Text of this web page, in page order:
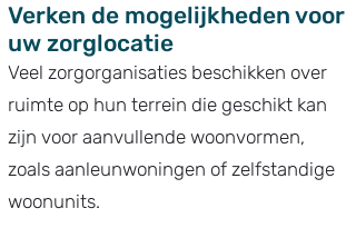
Verken de mogelijkheden voor
uw zorglocatie
Veel zorgorganisaties beschikken over
ruimte op hun terrein die geschikt kan
zijn voor aanvullende woonvormen,
zoals aanleunwoningen of zelfstandige
woonunits.